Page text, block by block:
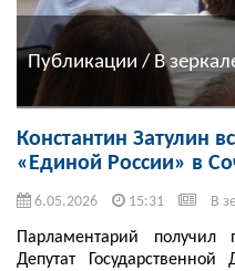
Публикации / В
Константин Затулин
«Единой России» в
6.05.2026 15:31 В
Парламентарий получил
Депутат